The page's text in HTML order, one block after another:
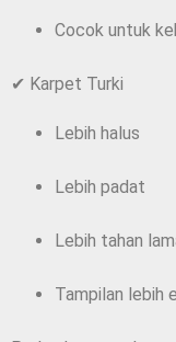
Cocok untuk
✔ Karpet Turki
Lebih halus
Lebih padat
Lebih tahan
Tampilan lebih